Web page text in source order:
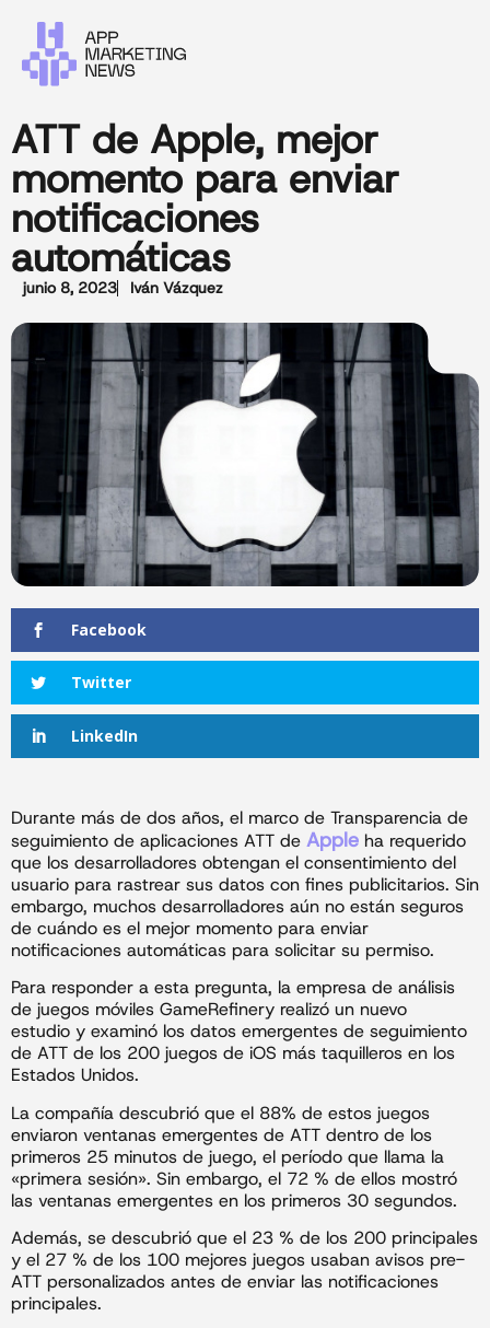
ATT de Apple, mejor
momento para enviar
notificaciones
automáticas
junio 8, 2023 Iván Vázquez
Facebook
Twitter
LinkedIn
Durante más de dos años, el marco de Transparencia de
seguimiento de aplicaciones ATT de Apple ha requerido
que los desarrolladores obtengan el consentimiento del
usuario para rastrear sus datos con fines publicitarios. Sin
embargo, muchos desarrolladores aún no están seguros
de cuándo es el mejor momento para enviar
notificaciones automáticas para solicitar su permiso.
Para responder a esta pregunta, la empresa de análisis
de juegos móviles GameRefinery realizó un nuevo
estudio y examinó los datos emergentes de seguimiento
de ATT de los 200 juegos de iOS más taquilleros en los
Estados Unidos.
La compañía descubrió que el 88% de estos juegos
enviaron ventanas emergentes de ATT dentro de los
primeros 25 minutos de juego, el período que llama la
«primera sesión». Sin embargo, el 72 % de ellos mostró
las ventanas emergentes en los primeros 30 segundos.
Además, se descubrió que el 23 % de los 200 principales
y el 27 % de los 100 mejores juegos usaban avisos pre-
ATT personalizados antes de enviar las notificaciones
principales.